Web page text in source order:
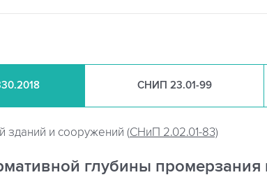
СНИП 23.01-99
зданий и сооружений (СНиП 2.02.01-83)
глубины промерзания